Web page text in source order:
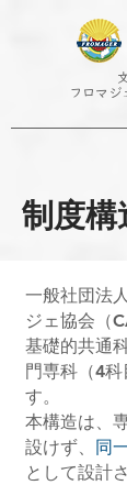
フロマジ
制度構
一般社団法
ジェ協会（
基礎的共通
門専科（4
す。
本構造は、
設けず、
同
として設計